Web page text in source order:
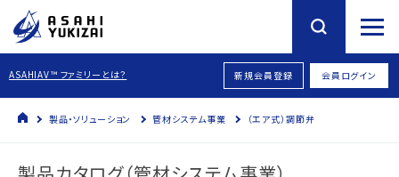
ASAHIAV™ ファミリーとは？ 新規会員登録 会員ログイン
製品・ソリューション 管材システム事業 （エア式）調節弁